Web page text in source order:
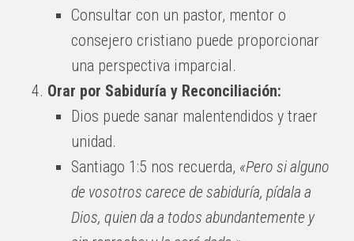
Consultar con un pastor, mentor o
consejero cristiano puede proporcionar
una perspectiva imparcial.
Orar por Sabiduría y Reconciliación:
Dios puede sanar malentendidos y traer
unidad.
Santiago 1:5 nos recuerda, «Pero si alguno
de vosotros carece de sabiduría, pídala a
Dios, quien da a todos abundantemente y